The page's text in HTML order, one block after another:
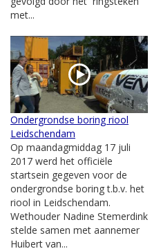
met...
Ondergrondse boring riool
Leidschendam
Op maandagmiddag 17 juli
2017 werd het officiële
startsein gegeven voor de
ondergrondse boring t.b.v. het
riool in Leidschendam.
Wethouder Nadine Stemerdink
stelde samen met aannemer
Huibert van...